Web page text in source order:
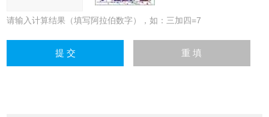
请输入计算结果（填写阿拉伯数字），如：三加四=7